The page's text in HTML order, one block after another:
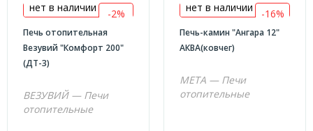
-2%
нет в наличии
Печь отопительная
Везувий "Комфорт 200"
(ДТ-3)
ВЕЗУВИЙ — Печи
отопительные
-16%
нет в наличии
Печь-камин "Ангара 12"
АКВА(ковчег)
МЕТА — Печи
отопительные